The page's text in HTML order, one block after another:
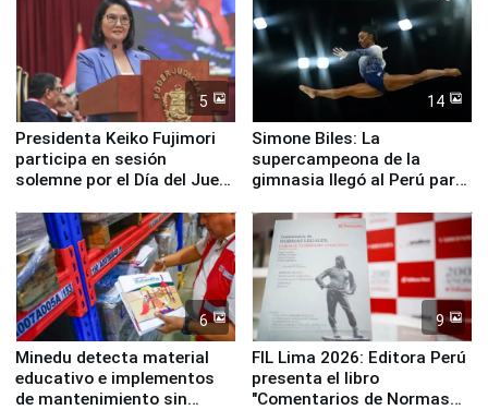
5
Presidenta Keiko Fujimori
participa en sesión
solemne por el Día del Juez
14
Simone Biles: La
supercampeona de la
gimnasia llegó al Perú para
Panamericanos Lima 2027
6
Minedu detecta material
educativo e implementos
de mantenimiento sin
9
FIL Lima 2026: Editora Perú
presenta el libro
"Comentarios de Normas